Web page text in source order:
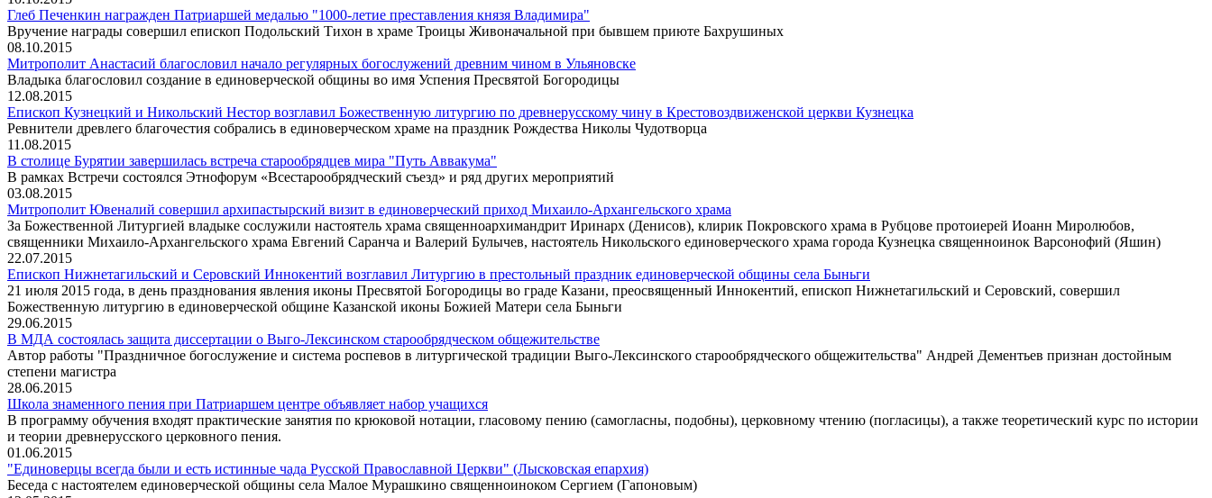
Глеб Печенкин награжден Патриаршей медалью "1000-летие преставления князя Владимира"
Вручение награды совершил епископ Подольский Тихон в храме Троицы Живоначальной при бывшем приюте Бахрушиных
08.10.2015
Митрополит Анастасий благословил начало регулярных богослужений древним чином в Ульяновске
Владыка благословил создание в единоверческой общины во имя Успения Пресвятой Богородицы
12.08.2015
Епископ Кузнецкий и Никольский Нестор возглавил Божественную литургию по древнерусскому чину в Крестовоздвиженской церкви Кузнецка
Ревнители древлего благочестия собрались в единоверческом храме на праздник Рождества Николы Чудотворца
11.08.2015
В столице Бурятии завершилась встреча старообрядцев мира "Путь Аввакума"
В рамках Встречи состоялся Этнофорум «Всестарообрядческий съезд» и ряд других мероприятий
03.08.2015
Митрополит Ювеналий совершил архипастырский визит в единоверческий приход Михаило-Архангельского храма
За Божественной Литургией владыке сослужили настоятель храма священноархимандрит Иринарх (Денисов), клирик Покровского храма в Рубцове протоиерей Иоанн Миролюбов,
священники Михаило-Архангельского храма Евгений Саранча и Валерий Булычев, настоятель Никольского единоверческого храма города Кузнецка священноинок Варсонофий (Яшин)
22.07.2015
Епископ Нижнетагильский и Серовский Иннокентий возглавил Литургию в престольный праздник единоверческой общины села Быньги
21 июля 2015 года, в день празднования явления иконы Пресвятой Богородицы во граде Казани, преосвященный Иннокентий, епископ Нижнетагильский и Серовский, совершил
Божественную литургию в единоверческой общине Казанской иконы Божией Матери села Быньги
29.06.2015
В МДА состоялась защита диссертации о Выго-Лексинском старообрядческом общежительстве
Автор работы "Праздничное богослужение и система роспевов в литургической традиции Выго-Лексинского старообрядческого общежительства" Андрей Дементьев признан достойным
степени магистра
28.06.2015
Школа знаменного пения при Патриаршем центре объявляет набор учащихся
В программу обучения входят практические занятия по крюковой нотации, гласовому пению (самогласны, подобны), церковному чтению (погласицы), а также теоретический курс по истории
и теории древнерусского церковного пения.
01.06.2015
"Единоверцы всегда были и есть истинные чада Русской Православной Церкви" (Лысковская епархия)
Беседа с настоятелем единоверческой общины села Малое Мурашкино священноиноком Сергием (Гапоновым)